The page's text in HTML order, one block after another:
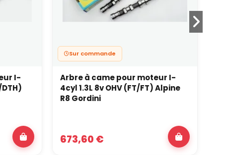
I-
DTH)
Sur commande
Arbre à came pour moteur I-
4cyl 1.3L 8v OHV (FT/FT) Alpine
R8 Gordini
673,60 €